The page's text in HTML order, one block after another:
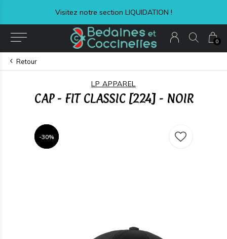
0
Visitez notre section LIQUIDATION !
Retour
LP APPAREL
CAP - FIT CLASSIC [224] - NOIR
-30%
-30%
-30%